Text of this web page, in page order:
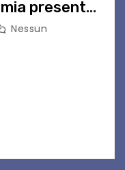
presente
Nessun